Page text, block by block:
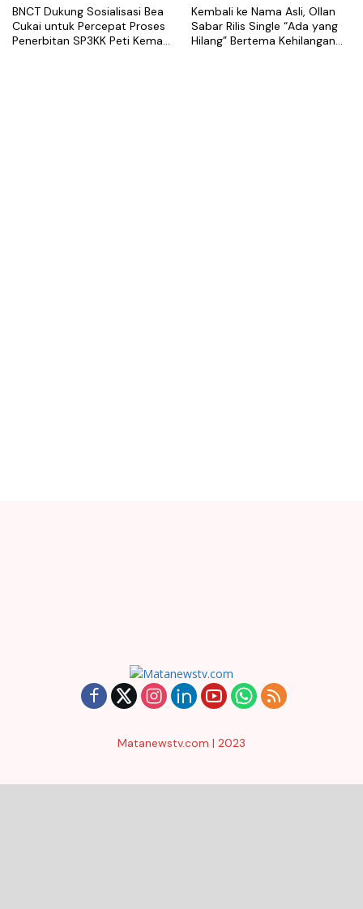
BNCT Dukung Sosialisasi Bea
Cukai untuk Percepat Proses
Penerbitan SP3KK Peti Kemas
Kembali ke Nama Asli, Ollan
Sabar Rilis Single “Ada yang
Hilang” Bertema Kehilangan
Matanewstv.com | 2023